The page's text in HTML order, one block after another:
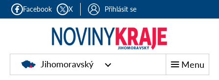
Facebook X Přihlásit se
Jihomoravský Menu